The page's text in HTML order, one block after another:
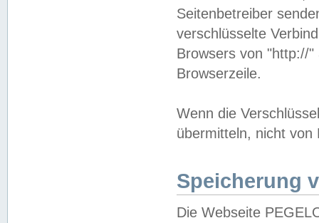
Seitenbetreiber
verschlüsselte
Browsers von "http://
Browserzeile.
Wenn die
übermitteln, nicht von
Speicherung
Die Webseite